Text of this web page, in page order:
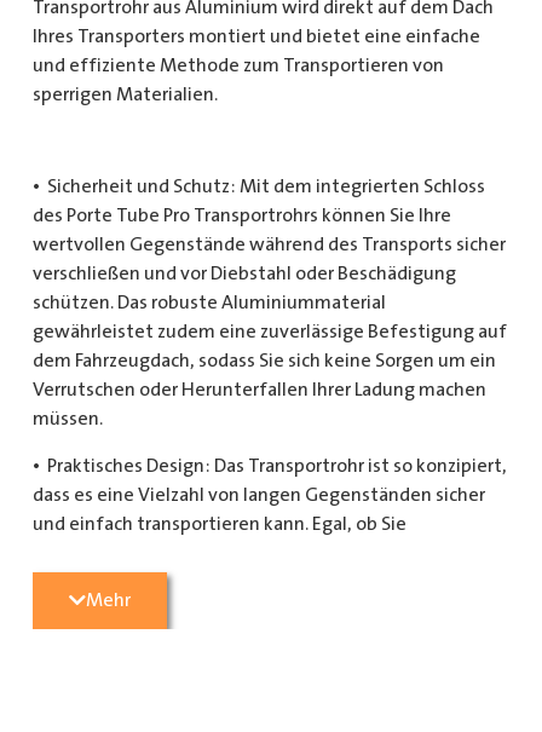
Transportrohr aus Aluminium wird direkt auf dem Dach
Ihres Transporters montiert und bietet eine einfache
und effiziente Methode zum Transportieren von
sperrigen Materialien.
• Sicherheit und Schutz: Mit dem integrierten Schloss
des Porte Tube Pro Transportrohrs können Sie Ihre
wertvollen Gegenstände während des Transports sicher
verschließen und vor Diebstahl oder Beschädigung
schützen. Das robuste Aluminiummaterial
gewährleistet zudem eine zuverlässige Befestigung auf
dem Fahrzeugdach, sodass Sie sich keine Sorgen um ein
Verrutschen oder Herunterfallen Ihrer Ladung machen
müssen.
• Praktisches Design: Das Transportrohr ist so konzipiert,
dass es eine Vielzahl von langen Gegenständen sicher
und einfach transportieren kann. Egal, ob Sie
Kunststoffrohre für den Sanitärbereich oder Holzlatten
für den Bau benötigen, dieses Transportrohr bietet
Mehr